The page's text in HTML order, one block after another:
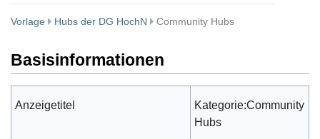
Vorlage Hubs der DG HochN Community Hubs
Basisinformationen
Anzeigetitel
Kategorie:Community
Hubs